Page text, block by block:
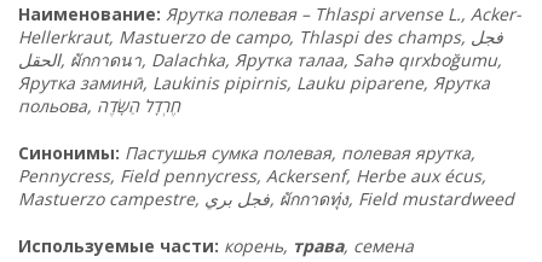
Наименование: Ярутка полевая – Thlaspi arvense L., Acker-
Hellerkraut, Mastuerzo de campo, Thlaspi des champs, فجل
الحقل, ผักกาดนา, Dalachka, Ярутка талаа, Sahə qırxboğumu,
Ярутка заминӣ, Laukinis pipirnis, Lauku piparene, Ярутка
польова, חֶרְדָל הַשָּׂדֶה
Синонимы: Пастушья сумка полевая, полевая ярутка,
Pennycress, Field pennycress, Ackersenf, Herbe aux écus,
Mastuerzo campestre, فجل بري, ผักกาดทุ่ง, Field mustardweed
Используемые части: корень, трава, семена